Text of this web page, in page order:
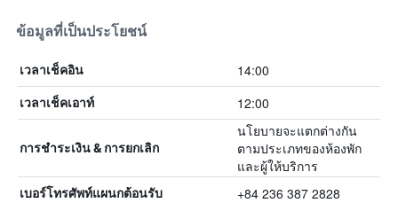
ข้อมูลที่เป็นประโยชน์
เวลาเช็คอิน 14:00
เวลาเช็คเอาท์ 12:00
การชำระเงิน & การยกเลิก
นโยบายจะแตกต่างกัน
ตามประเภทของห้องพัก
และผู้ให้บริการ
เบอร์โทรศัพท์แผนกต้อนรับ +84 236 387 2828